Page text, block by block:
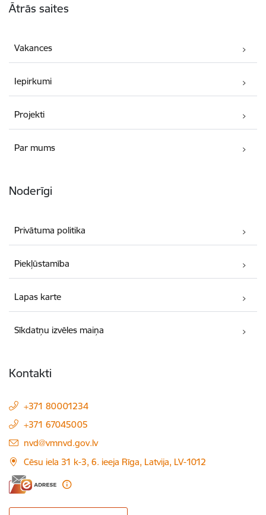
Ātrās saites
Vakances
Iepirkumi
Projekti
Par mums
Noderīgi
Privātuma politika
Piekļūstamība
Lapas karte
Sīkdatņu izvēles maiņa
Kontakti
+371 80001234
+371 67045005
E-pasts:
nvd@vmnvd.gov.lv
Cēsu iela 31 k-3, 6. ieeja Rīga, Latvija, LV-1012